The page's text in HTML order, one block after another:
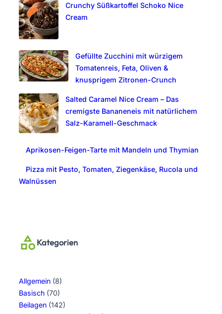
h
Crunchy Süßkartoffel Schoko Nice
Cream
Gefüllte Zucchini mit würzigem
Tomatenreis, Feta, Oliven &
knusprigem Zitronen-Crunch
Salted Caramel Nice Cream – Das
cremigste Bananeneis mit natürlichem
Salz-Karamell-Geschmack
Aprikosen-Feigen-Tarte mit Mandeln und Thymian
Pizza mit Pesto, Tomaten, Ziegenkäse, Rucola und
Walnüssen
Kategorien
Allgemein (8)
Basisch (70)
Beilagen (142)